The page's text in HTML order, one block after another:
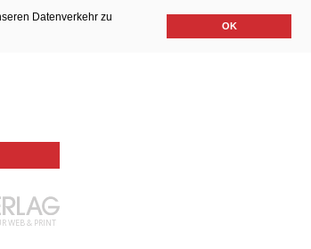
Datenverkehr zu
OK
WEB & PRINT